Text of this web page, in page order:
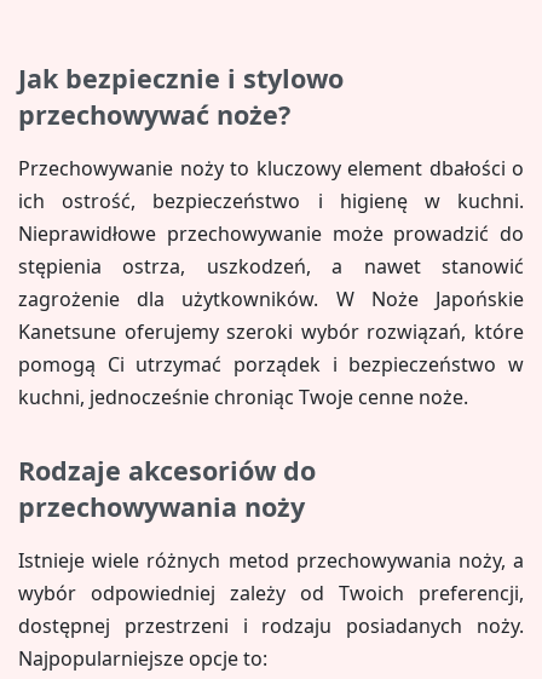
Jak bezpiecznie i stylowo
przechowywać noże?
Przechowywanie noży to kluczowy element dbałości o
ich ostrość, bezpieczeństwo i higienę w kuchni.
Nieprawidłowe przechowywanie może prowadzić do
stępienia ostrza, uszkodzeń, a nawet stanowić
zagrożenie dla użytkowników. W Noże Japońskie
Kanetsune oferujemy szeroki wybór rozwiązań, które
pomogą Ci utrzymać porządek i bezpieczeństwo w
kuchni, jednocześnie chroniąc Twoje cenne noże.
Rodzaje akcesoriów do
przechowywania noży
Istnieje wiele różnych metod przechowywania noży, a
wybór odpowiedniej zależy od Twoich preferencji,
dostępnej przestrzeni i rodzaju posiadanych noży.
Najpopularniejsze opcje to: